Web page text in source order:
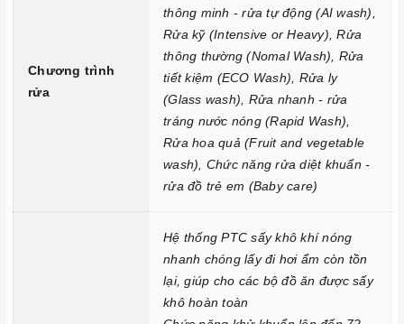
như luôn được làm mới
Chức năng khử trùng bằng tia cực tím UV, tạo Ozon
Chức năng an toàn
Khóa trẻ em, ngăn chặn trẻ nghịch phá trong quá trình máy
Phát hiện và ngăn chặn rò rỉ, tràn nước, bảo vệ sàn bếp.
Tự động ngắt nước khi có sự cố rò rỉ, đảm bảo an toàn tuyệt
Chức năng:Mở cửa + Đóng cửa tự động
Chương trình
rửa
thông minh - rửa tự động (AI wash),
Rửa kỹ (Intensive or Heavy), Rửa
thông thường (Nomal Wash), Rửa
tiết kiệm (ECO Wash), Rửa ly
(Glass wash), Rửa nhanh - rửa
tráng nước nóng (Rapid Wash),
Rửa hoa quả (Fruit and vegetable
wash), Chức năng rửa diệt khuẩn -
rửa đồ trẻ em (Baby care)
Hệ thống PTC sấy khô khí nóng
nhanh chóng lấy đi hơi ẩm còn tồn
lại, giúp cho các bộ đồ ăn được sấy
khô hoàn toàn